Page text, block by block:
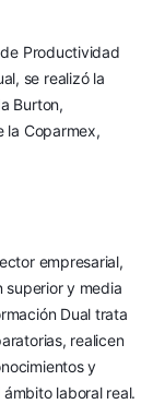
Productividad
se realizó la
Burton,
la Coparmex,
empresarial,
superior y media
Dual trata
realicen
y
laboral real.